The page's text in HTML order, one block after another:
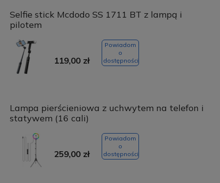
Selfie stick Mcdodo SS 1711 BT z lampą i
pilotem
119,00 zł
Powiadom
o
dostępności
Lampa pierścieniowa z uchwytem na telefon i
statywem (16 cali)
259,00 zł
Powiadom
o
dostępności